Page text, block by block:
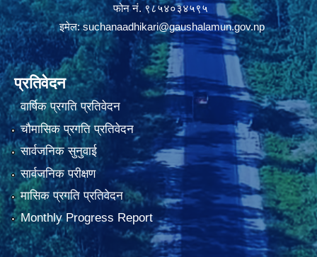
फोन नं. ९८५४०३४५९५
इमेल:suchanaadhikari@gaushalamun.gov.np
प्रतिवेदन
वार्षिक प्रगति प्रतिवेदन
चौमासिक प्रगति प्रतिवेदन
सार्वजनिक सुनुवाई
सार्वजनिक परीक्षण
मासिक प्रगति प्रतिवेदन
Monthly Progress Report